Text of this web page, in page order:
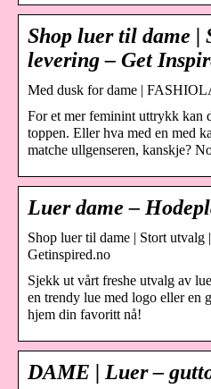
Shop luer til dame |
levering – Get
Med dusk for dame |
For et mer feminint uttrykk kan
toppen. Eller hva med en med
matche ullgenseren, kanskje?
Luer dame –
Shop luer til dame | Stort utvalg
Getinspired.no
Sjekk ut vårt freshe utvalg av
en trendy lue med logo eller en
hjem din favoritt nå!
DAME | Luer –